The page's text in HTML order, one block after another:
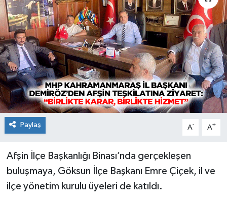
Paylaş A- A+
Afşin İlçe Başkanlığı Binası’nda gerçekleşen
buluşmaya, Göksun İlçe Başkanı Emre Çiçek, il ve
ilçe yönetim kurulu üyeleri de katıldı.